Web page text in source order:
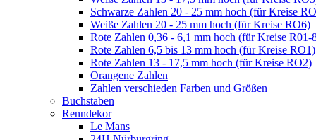
Schwarze Zahlen 20 - 25 mm hoch (für Kreise
Weiße Zahlen 20 - 25 mm hoch (für Kreise RO6)
Rote Zahlen 0,36 - 6,1 mm hoch (für Kreise R01-
Rote Zahlen 6,5 bis 13 mm hoch (für Kreise RO1)
Rote Zahlen 13 - 17,5 mm hoch (für Kreise RO2)
Orangene Zahlen
Zahlen verschieden Farben und Größen
Buchstaben
Renndekor
Le Mans